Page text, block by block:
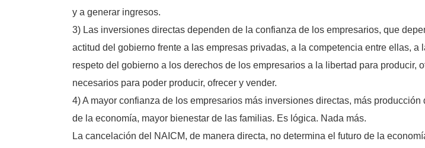
y a generar ingresos.
3) Las inversiones directas dependen de la confianza de los empresarios, que
actitud del gobierno frente a las empresas privadas, a la competencia entre ellas,
respeto del gobierno a los derechos de los empresarios a la libertad para producir,
necesarios para poder producir, ofrecer y vender.
4) A mayor confianza de los empresarios más inversiones directas, más
de la economía, mayor bienestar de las familias. Es lógica. Nada más.
La cancelación del NAICM, de manera directa, no determina el futuro de la